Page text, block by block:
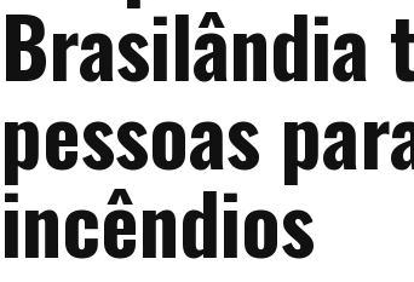
Brasilândia
pessoas
incêndios